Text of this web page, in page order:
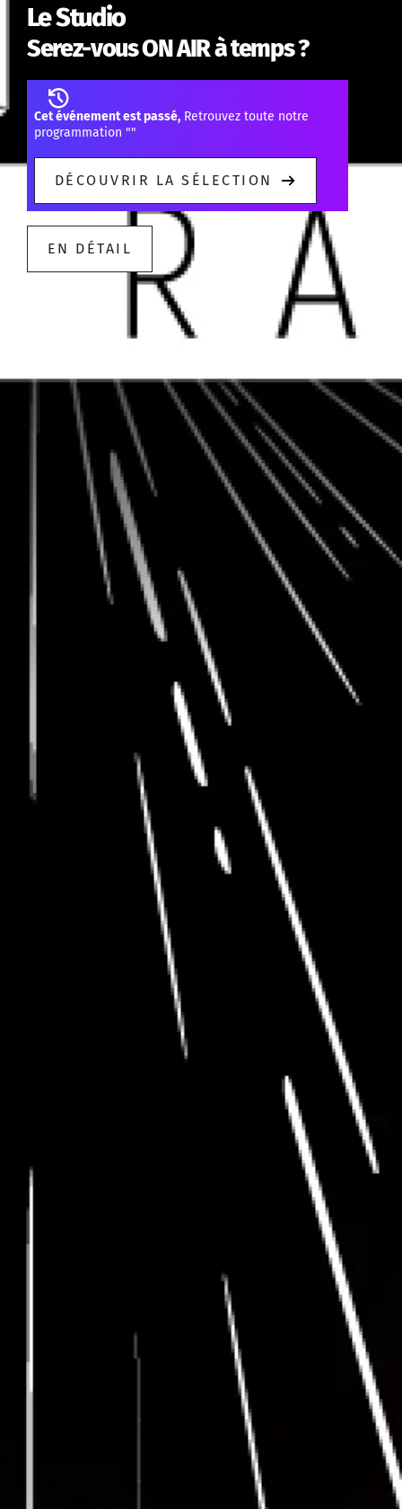
Le Studio
Serez-vous ON AIR à temps ?
Cet événement est passé, Retrouvez toute notre
programmation ""
DÉCOUVRIR LA SÉLECTION
EN DÉTAIL